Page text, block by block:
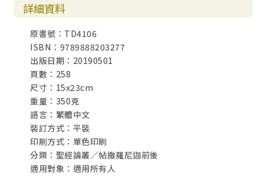
導論
壹、作者
貳、後書和前書的關係
叁、寫作的原因和日期
肆、帖撒羅尼迦後書的完整性
註釋
壹、問安（一1~2）
一、寫信人（一a）
二、收信人（一b）
三、問安語（一2）
貳、感恩及代禱（一3~12）
詳細資料
原書號：TD4106
ISBN：9789888203277
出版日期：20190501
頁數：258
尺寸：15x23cm
重量：350克
語言：繁體中文
裝訂方式：平裝
印刷方式：單色印刷
分類：聖經論叢／帖撒羅尼迦前後
適用對象：適用所有人